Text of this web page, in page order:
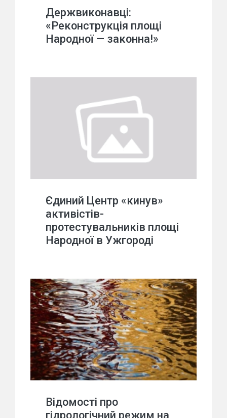
Держвиконавці:
«Реконструкція площі
Народної — законна!»
Єдиний Центр «кинув»
активістів-
протестувальників площі
Народної в Ужгороді
Відомості про
гідрологічний режим на